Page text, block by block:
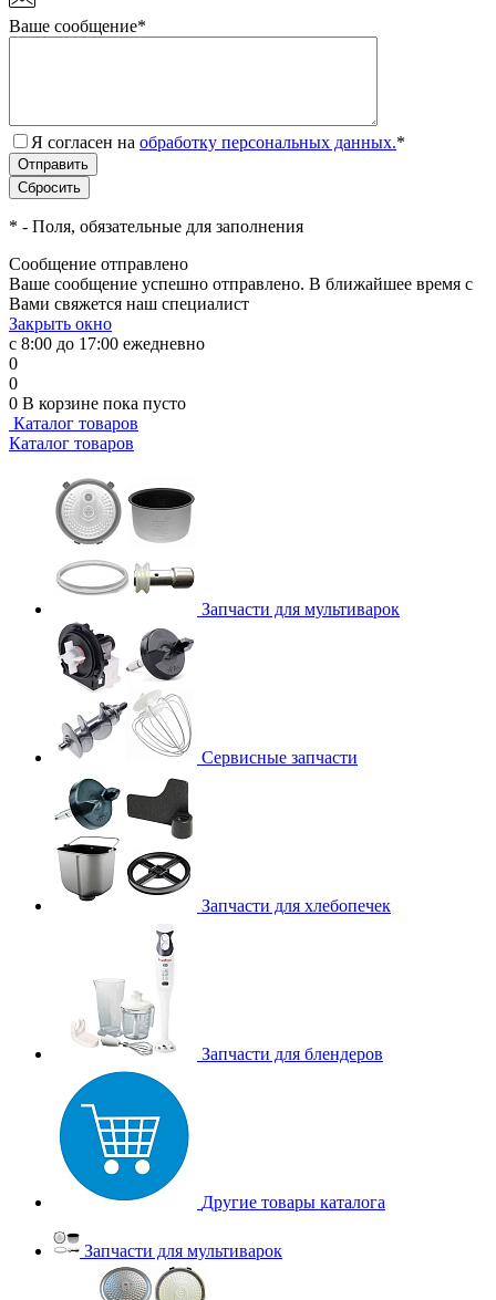
Ваше сообщение*
Я согласен на обработку персональных данных.*
* - Поля, обязательные для заполнения
Сообщение отправлено
Ваше сообщение успешно отправлено. В ближайшее время с
Вами свяжется наш специалист
Закрыть окно
с 8:00 до 17:00 ежедневно
0
0
0 В корзине пока пусто
Каталог товаров
Каталог товаров
Запчасти для мультиварок
Сервисные запчасти
Запчасти для хлебопечек
Запчасти для блендеров
Другие товары каталога
Запчасти для мультиварок